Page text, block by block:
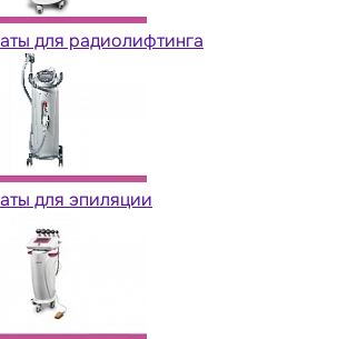
для радиолифтинга
для эпиляции